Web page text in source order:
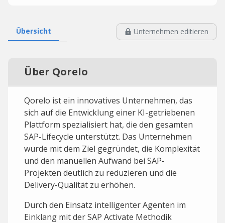
Übersicht Unternehmen editieren
Über Qorelo
Qorelo ist ein innovatives Unternehmen, das
sich auf die Entwicklung einer KI-getriebenen
Plattform spezialisiert hat, die den gesamten
SAP-Lifecycle unterstützt. Das Unternehmen
wurde mit dem Ziel gegründet, die Komplexität
und den manuellen Aufwand bei SAP-
Projekten deutlich zu reduzieren und die
Delivery-Qualität zu erhöhen.
Durch den Einsatz intelligenter Agenten im
Einklang mit der SAP Activate Methodik